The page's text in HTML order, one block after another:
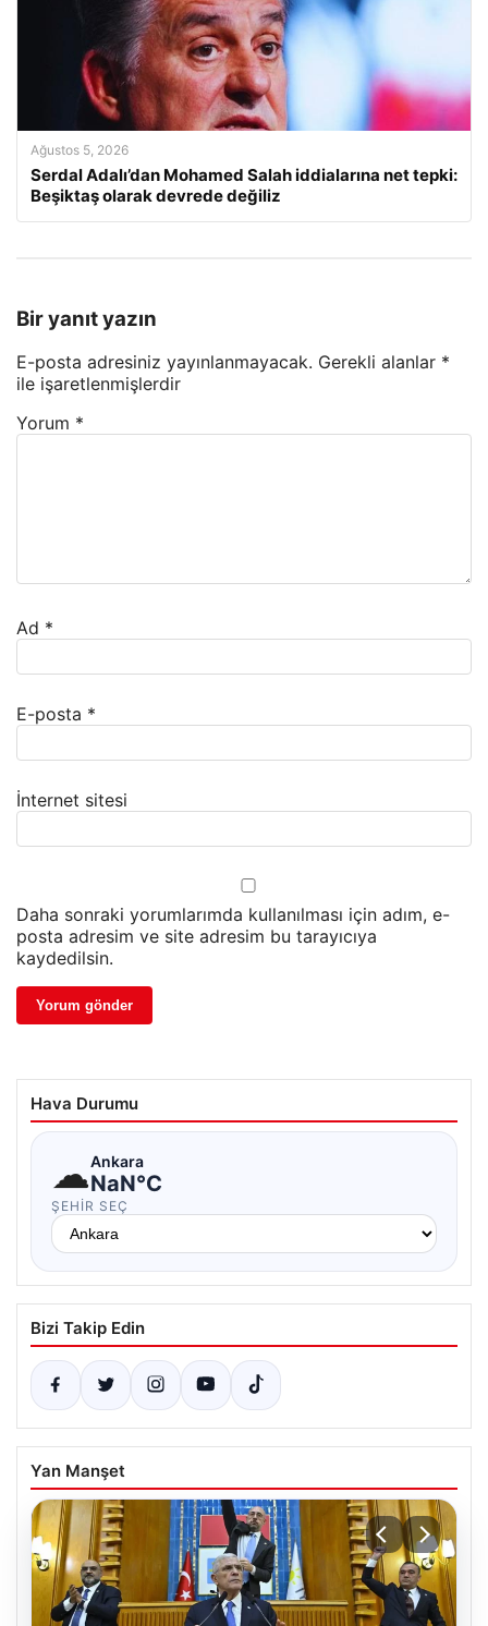
Ağustos 5, 2026
Serdal Adalı’dan Mohamed Salah iddialarına net tepki:
Beşiktaş olarak devrede değiliz
Bir yanıt yazın
E-posta adresiniz yayınlanmayacak. Gerekli alanlar *
ile işaretlenmişlerdir
Yorum *
Ad *
E-posta *
İnternet sitesi
Daha sonraki yorumlarımda kullanılması için adım, e-
posta adresim ve site adresim bu tarayıcıya
kaydedilsin.
Hava Durumu
☁Ankara
NaN°C
ŞEHIR SEÇ
Bizi Takip Edin
Yan Manşet